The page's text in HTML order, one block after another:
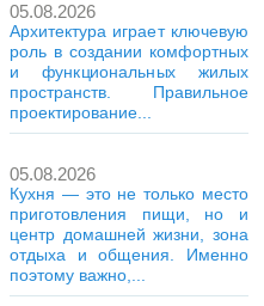
05.08.2026
Архитектура играет ключевую
роль в создании комфортных
и функциональных жилых
пространств. Правильное
проектирование...
05.08.2026
Кухня — это не только место
приготовления пищи, но и
центр домашней жизни, зона
отдыха и общения. Именно
поэтому важно,...